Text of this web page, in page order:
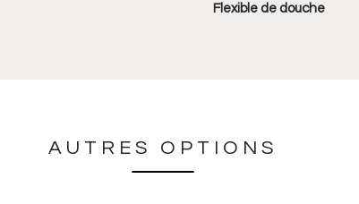
Flexible de douche
AUTRES OPTIONS